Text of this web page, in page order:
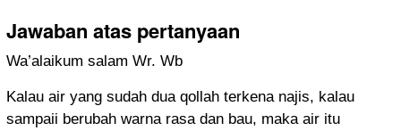
Jawaban atas pertanyaan
Wa’alaikum salam Wr. Wb
Kalau air yang sudah dua qollah terkena najis, kalau
sampaii berubah warna rasa dan bau, maka air itu